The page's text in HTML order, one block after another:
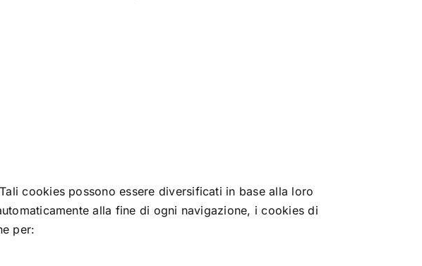
cookies possono essere diversificati in base alla loro
alla fine di ogni navigazione, i cookies di
per: